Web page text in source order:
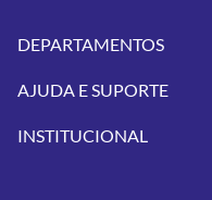
DEPARTAMENTOS
Vestuários
Pneus
AJUDA E SUPORTE
Meus Pedidos
INSTITUCIONAL